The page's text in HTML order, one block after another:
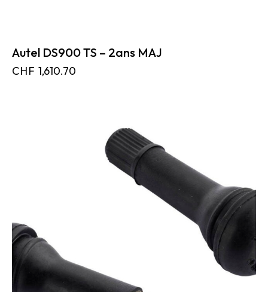
Autel DS900 TS – 2ans MAJ
CHF 1,610.70